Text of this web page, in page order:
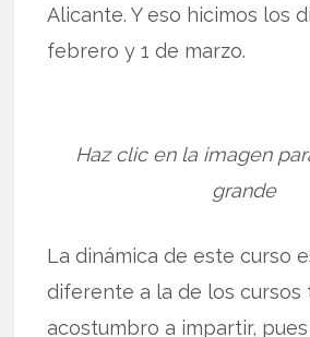
Alicante. Y eso hicimos los
febrero y 1 de marzo.
Haz clic en la imagen
grande
La dinámica de este curso
diferente a la de los cursos
acostumbro a impartir,